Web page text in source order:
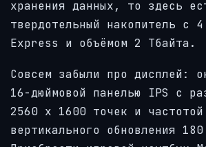
хранения данных, то здесь
твердотельный накопитель с
Express и объёмом 2 Тбайта.
Совсем забыли про дисплей:
16-дюймовой панелью IPS с
2560 х 1600 точек и частотой
вертикального обновления